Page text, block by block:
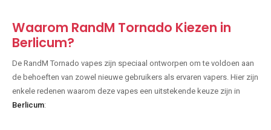
Waarom RandM Tornado Kiezen in
Berlicum?
De RandM Tornado vapes zijn speciaal ontworpen om te voldoen aan
de behoeften van zowel nieuwe gebruikers als ervaren vapers. Hier zijn
enkele redenen waarom deze vapes een uitstekende keuze zijn in
Berlicum: